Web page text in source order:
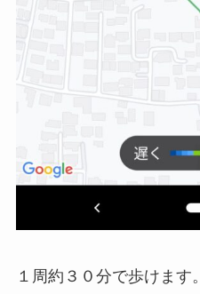
１周約３０分で歩けます。